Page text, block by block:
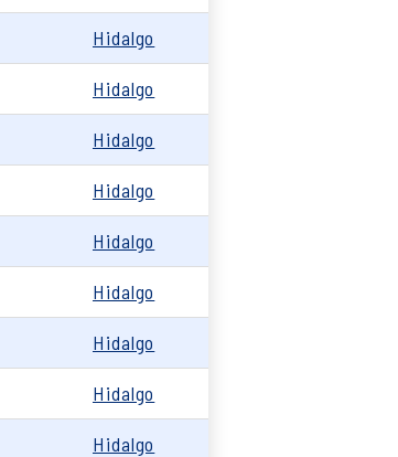
Hidalgo
Hidalgo
Hidalgo
Hidalgo
Hidalgo
Hidalgo
Hidalgo
Hidalgo
Hidalgo